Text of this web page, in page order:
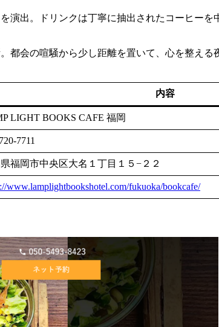
出。ドリンクは丁寧に抽出されたコーヒーを
会の喧騒から少し距離を置いて、心を整える
内容
LIGHT BOOKS CAFE 福岡
7711
福岡市中央区大名１丁目１５−２２
www.lamplightbookshotel.com/fukuoka/bookcafe/